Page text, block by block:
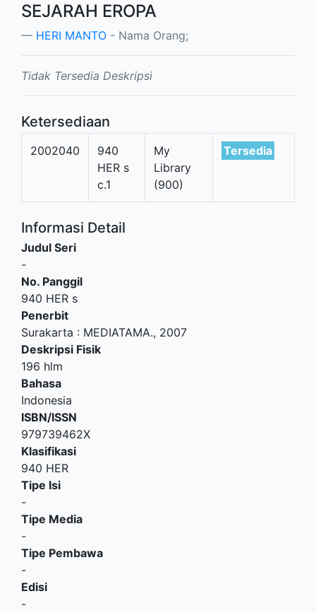
SEJARAH EROPA
HERI MANTO - Nama Orang;
Tidak Tersedia Deskripsi
Ketersediaan
2002040
940
HER s
c.1
My
Library
(900)
Tersedia
Informasi Detail
Judul Seri
-
No. Panggil
940 HER s
Penerbit
Surakarta : MEDIATAMA., 2007
Deskripsi Fisik
196 hlm
Bahasa
Indonesia
ISBN/ISSN
979739462X
Klasifikasi
940 HER
Tipe Isi
-
Tipe Media
-
Tipe Pembawa
-
Edisi
-